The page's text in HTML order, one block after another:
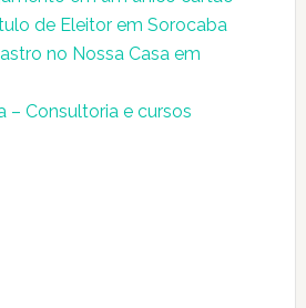
de Eleitor em Sorocaba
no Nossa Casa em
– Consultoria e cursos